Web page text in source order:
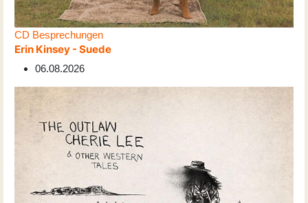
CD Besprechungen
Erin Kinsey - Suede
06.08.2026